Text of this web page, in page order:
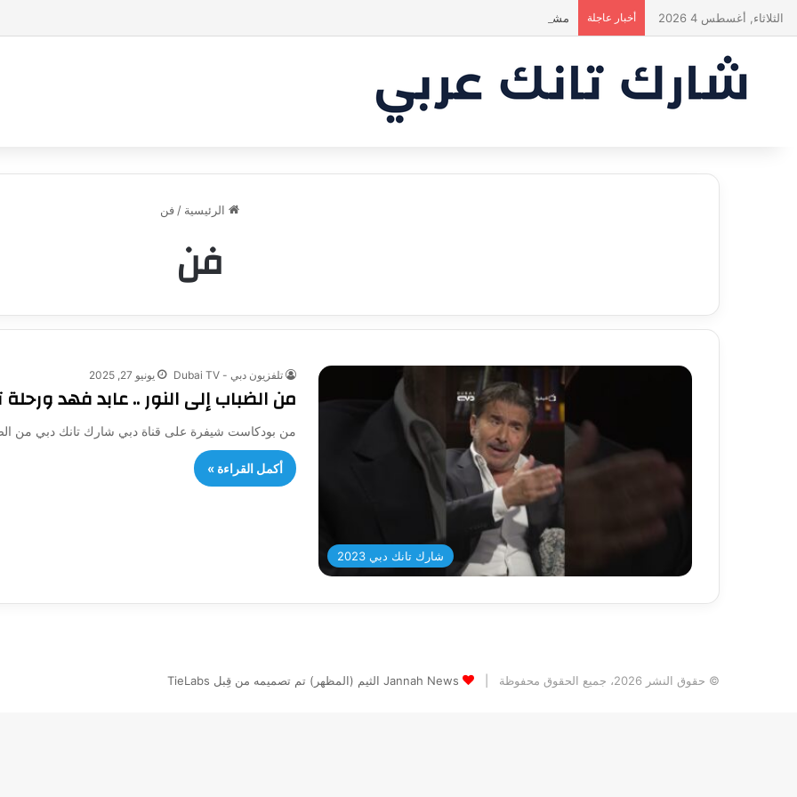
الثلاثاء, أغسطس 4 2026 أخبار عاجلة مشروع طموح .. لكن التقييم كان أكبر من أن يقنع الشاركس | #شارك تانك لعراق
الرئيسية / فن
فن
شارك تانك دبي 2023
تلفزيون دبي - Dubai TV يونيو 27, 2025
من الضباب إلى النور .. عابد فهد
من بودكاست شيفرة على قناة دبي شارك تانك دبي من
أكمل القراءة »
© حقوق النشر 2026، جميع الحقوق محفوظة | Jannah News الثيم (المظهر) تم تصميمه من قِبل TieLabs